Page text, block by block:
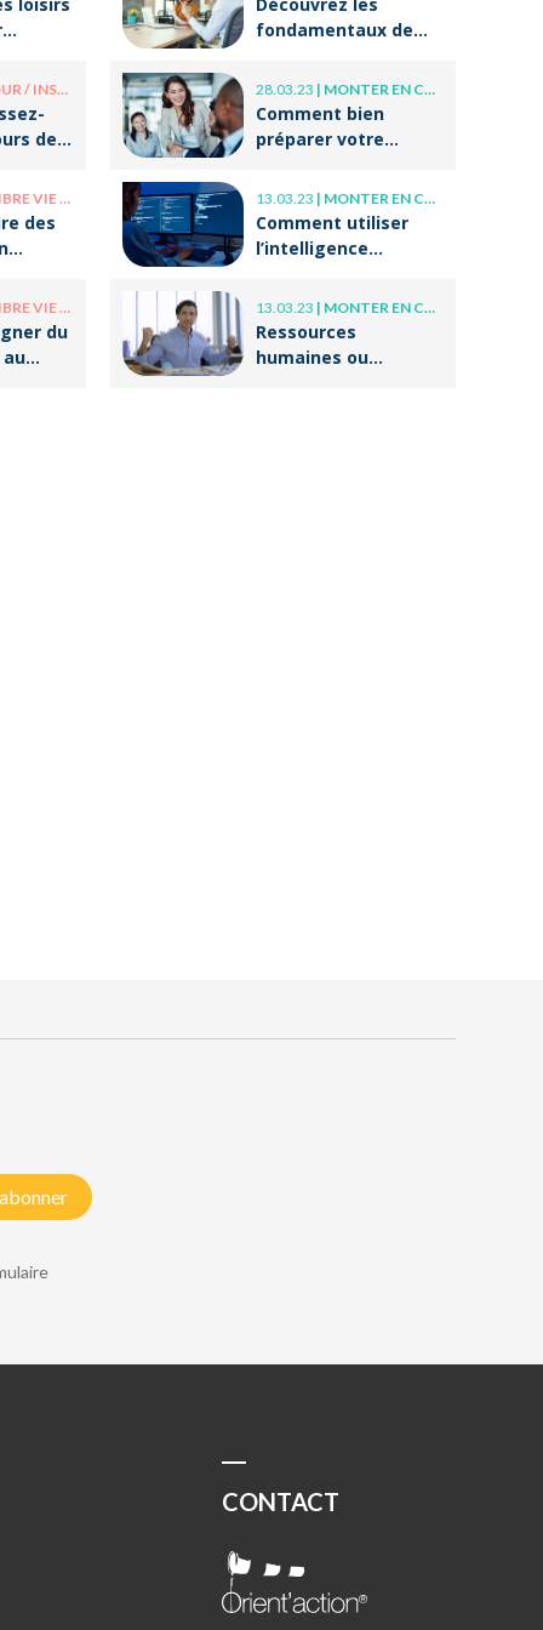
/ INSOLITE
de
/ VIE PERSO
des
/ VIE PERSO
du
fondamentaux de
et du coaching !
28.03.23 | MONTER EN COMPÉTENCE
Comment bien
préparer votre
professionnelle ?
13.03.23 | MONTER EN COMPÉTENCE
Comment utiliser
l’intelligence
ses écrits
professionnels ?
13.03.23 | MONTER EN COMPÉTENCE
Ressources
humaines ou
CONTACT